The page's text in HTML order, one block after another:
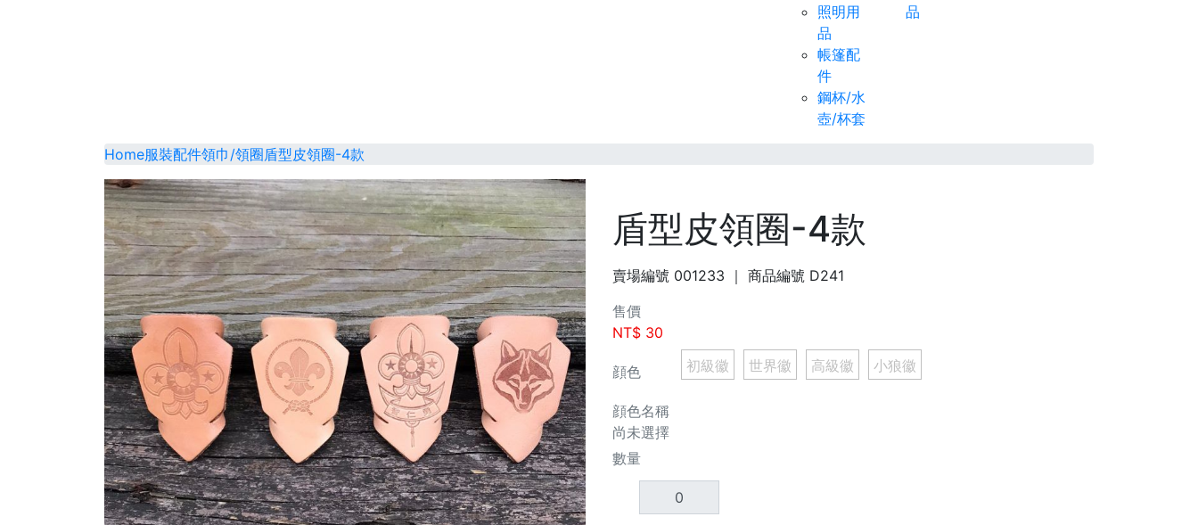
照明用
品
帳篷配
件
鋼杯/水
壺/杯套
品
Home服裝配件領巾/領圈盾型皮領圈-4款
盾型皮領圈-4款
賣場編號 001233 ｜ 商品編號 D241
售價
NT$ 30
顔色 初級徽 世界徽 高級徽 小狼徽
顔色名稱
尚未選擇
數量